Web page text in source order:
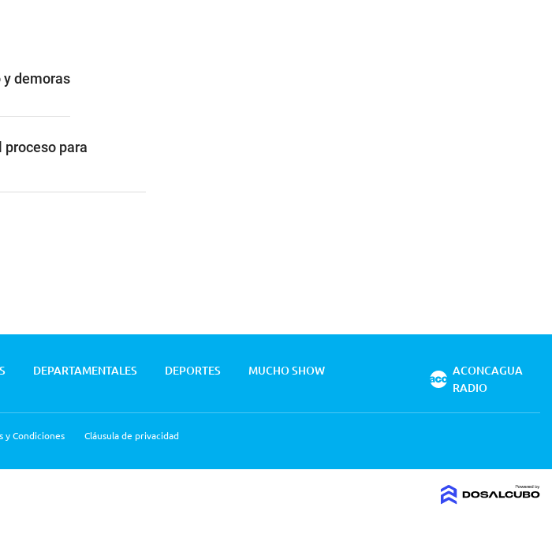
y demoras
para
DEPARTAMENTALES DEPORTES
MUCHO SHOW
y Condiciones Cláusula de privacidad
ACONCAGUA
RADIO